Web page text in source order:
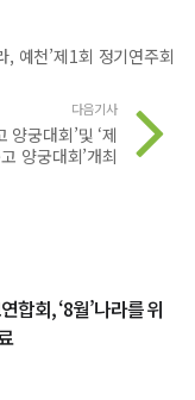
, 예천’제1회 정기연주회
다음기사
궁대회’및 ‘제
양궁대회’개최
합회, ‘8월’나라를 위